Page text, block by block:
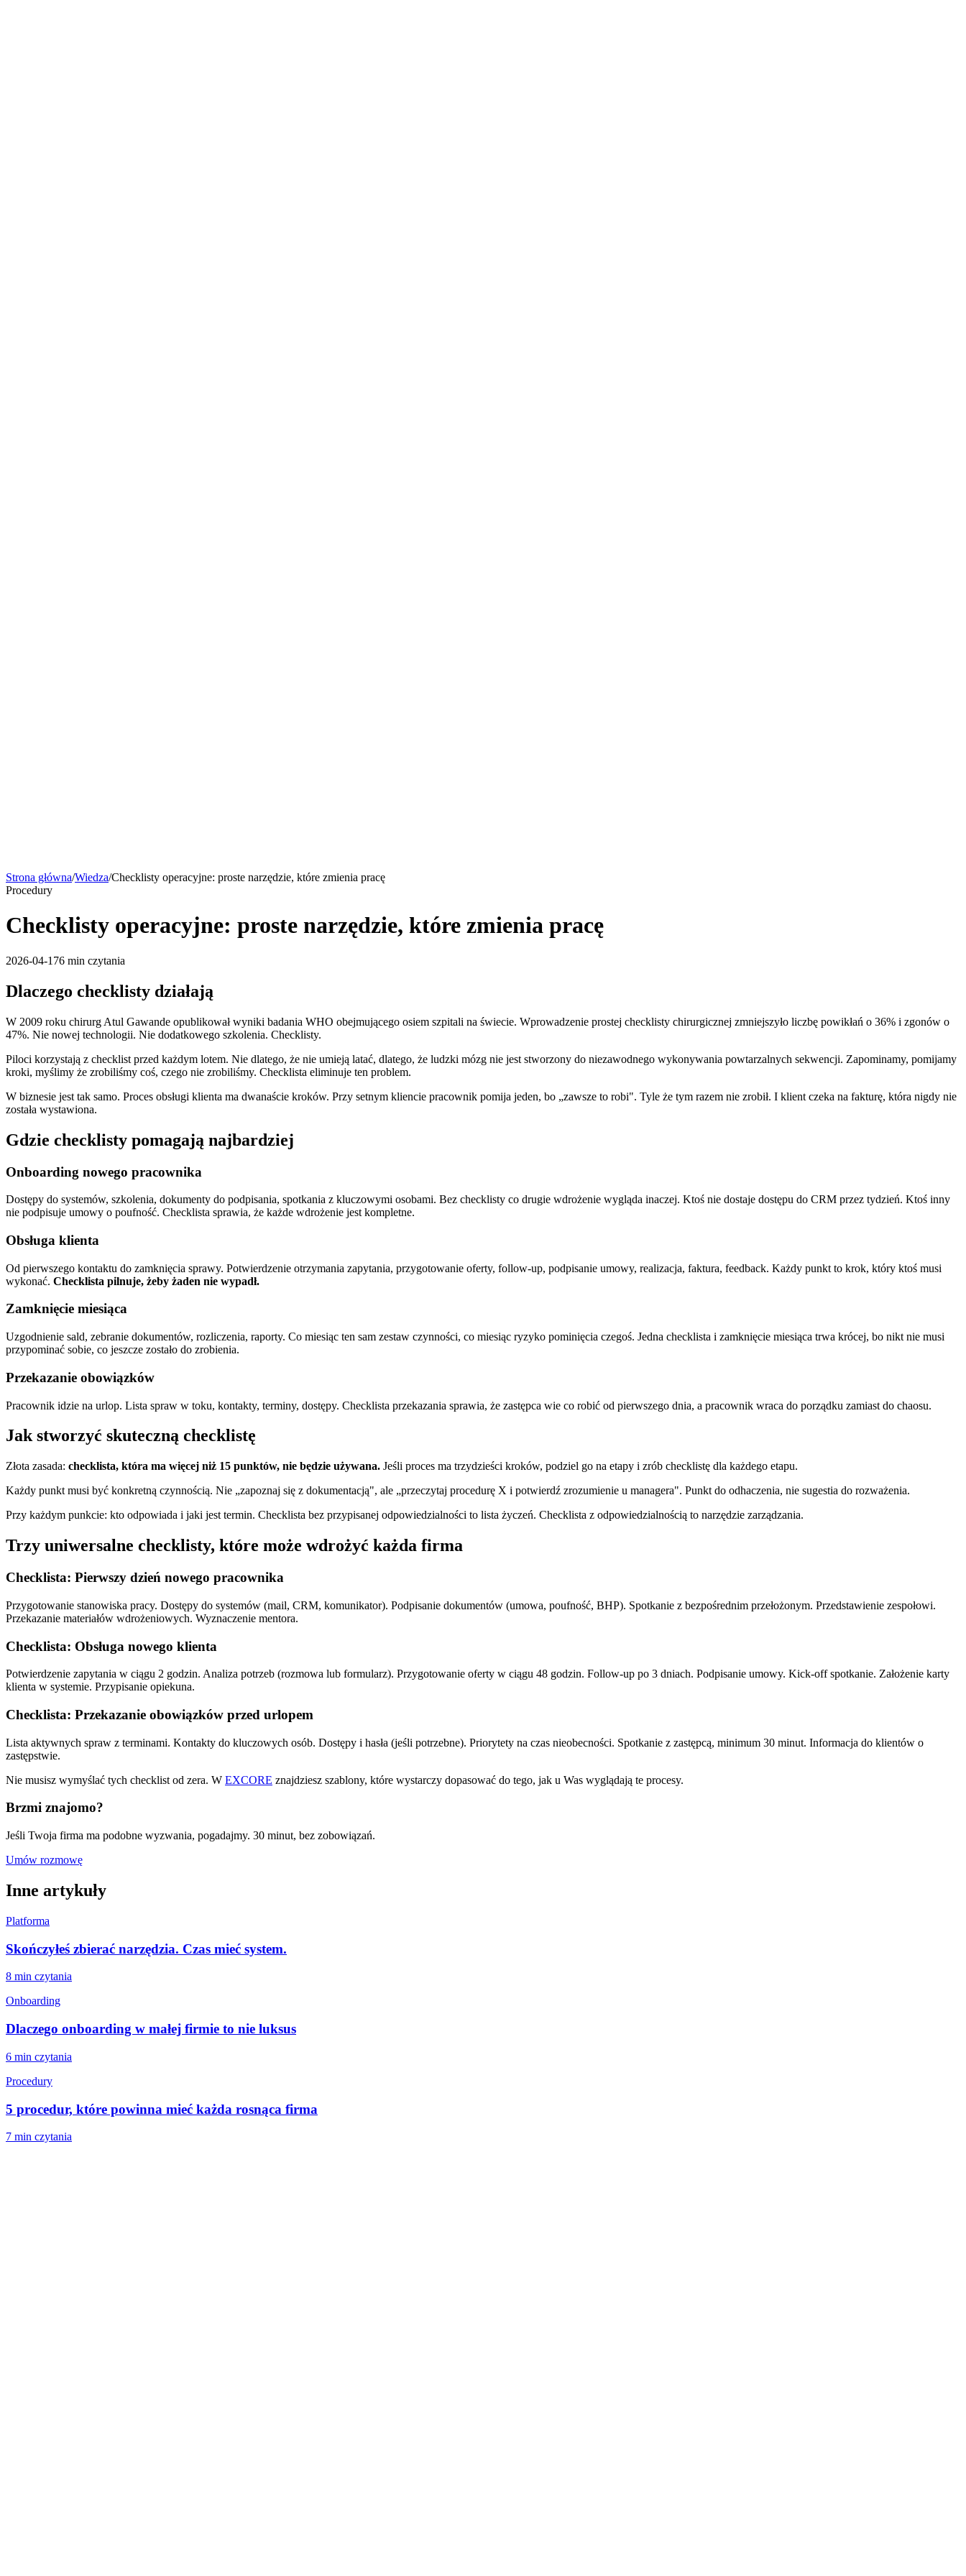
Strona główna/Wiedza/Checklisty operacyjne: proste narzędzie, które zmienia pracę
Procedury
Checklisty operacyjne: proste narzędzie, które zmienia pracę
2026-04-176 min czytania
Dlaczego checklisty działają
W 2009 roku chirurg Atul Gawande opublikował wyniki badania WHO obejmującego osiem szpitali na świecie. Wprowadzenie prostej checklisty chirurgicznej zmniejszyło liczbę powikłań o 36% i zgonów o
47%. Nie nowej technologii. Nie dodatkowego szkolenia. Checklisty.
Piloci korzystają z checklist przed każdym lotem. Nie dlatego, że nie umieją latać, dlatego, że ludzki mózg nie jest stworzony do niezawodnego wykonywania powtarzalnych sekwencji. Zapominamy, pomijamy
kroki, myślimy że zrobiliśmy coś, czego nie zrobiliśmy. Checklista eliminuje ten problem.
W biznesie jest tak samo. Proces obsługi klienta ma dwanaście kroków. Przy setnym kliencie pracownik pomija jeden, bo „zawsze to robi". Tyle że tym razem nie zrobił. I klient czeka na fakturę, która nigdy nie
została wystawiona.
Gdzie checklisty pomagają najbardziej
Onboarding nowego pracownika
Dostępy do systemów, szkolenia, dokumenty do podpisania, spotkania z kluczowymi osobami. Bez checklisty co drugie wdrożenie wygląda inaczej. Ktoś nie dostaje dostępu do CRM przez tydzień. Ktoś inny
nie podpisuje umowy o poufność. Checklista sprawia, że każde wdrożenie jest kompletne.
Obsługa klienta
Od pierwszego kontaktu do zamknięcia sprawy. Potwierdzenie otrzymania zapytania, przygotowanie oferty, follow-up, podpisanie umowy, realizacja, faktura, feedback. Każdy punkt to krok, który ktoś musi
wykonać. Checklista pilnuje, żeby żaden nie wypadł.
Zamknięcie miesiąca
Uzgodnienie sald, zebranie dokumentów, rozliczenia, raporty. Co miesiąc ten sam zestaw czynności, co miesiąc ryzyko pominięcia czegoś. Jedna checklista i zamknięcie miesiąca trwa krócej, bo nikt nie musi
przypominać sobie, co jeszcze zostało do zrobienia.
Przekazanie obowiązków
Pracownik idzie na urlop. Lista spraw w toku, kontakty, terminy, dostępy. Checklista przekazania sprawia, że zastępca wie co robić od pierwszego dnia, a pracownik wraca do porządku zamiast do chaosu.
Jak stworzyć skuteczną checklistę
Złota zasada: checklista, która ma więcej niż 15 punktów, nie będzie używana. Jeśli proces ma trzydzieści kroków, podziel go na etapy i zrób checklistę dla każdego etapu.
Każdy punkt musi być konkretną czynnością. Nie „zapoznaj się z dokumentacją", ale „przeczytaj procedurę X i potwierdź zrozumienie u managera". Punkt do odhaczenia, nie sugestia do rozważenia.
Przy każdym punkcie: kto odpowiada i jaki jest termin. Checklista bez przypisanej odpowiedzialności to lista życzeń. Checklista z odpowiedzialnością to narzędzie zarządzania.
Trzy uniwersalne checklisty, które może wdrożyć każda firma
Checklista: Pierwszy dzień nowego pracownika
Przygotowanie stanowiska pracy. Dostępy do systemów (mail, CRM, komunikator). Podpisanie dokumentów (umowa, poufność, BHP). Spotkanie z bezpośrednim przełożonym. Przedstawienie zespołowi.
Przekazanie materiałów wdrożeniowych. Wyznaczenie mentora.
Checklista: Obsługa nowego klienta
Potwierdzenie zapytania w ciągu 2 godzin. Analiza potrzeb (rozmowa lub formularz). Przygotowanie oferty w ciągu 48 godzin. Follow-up po 3 dniach. Podpisanie umowy. Kick-off spotkanie. Założenie karty
klienta w systemie. Przypisanie opiekuna.
Checklista: Przekazanie obowiązków przed urlopem
Lista aktywnych spraw z terminami. Kontakty do kluczowych osób. Dostępy i hasła (jeśli potrzebne). Priorytety na czas nieobecności. Spotkanie z zastępcą, minimum 30 minut. Informacja do klientów o
zastępstwie.
Nie musisz wymyślać tych checklist od zera. W EXCORE znajdziesz szablony, które wystarczy dopasować do tego, jak u Was wyglądają te procesy.
Brzmi znajomo?
Jeśli Twoja firma ma podobne wyzwania, pogadajmy. 30 minut, bez zobowiązań.
Umów rozmowę
Inne artykuły
Platforma
Skończyłeś zbierać narzędzia. Czas mieć system.
8 min czytania
Onboarding
Dlaczego onboarding w małej firmie to nie luksus
6 min czytania
Procedury
5 procedur, które powinna mieć każda rosnąca firma
7 min czytania